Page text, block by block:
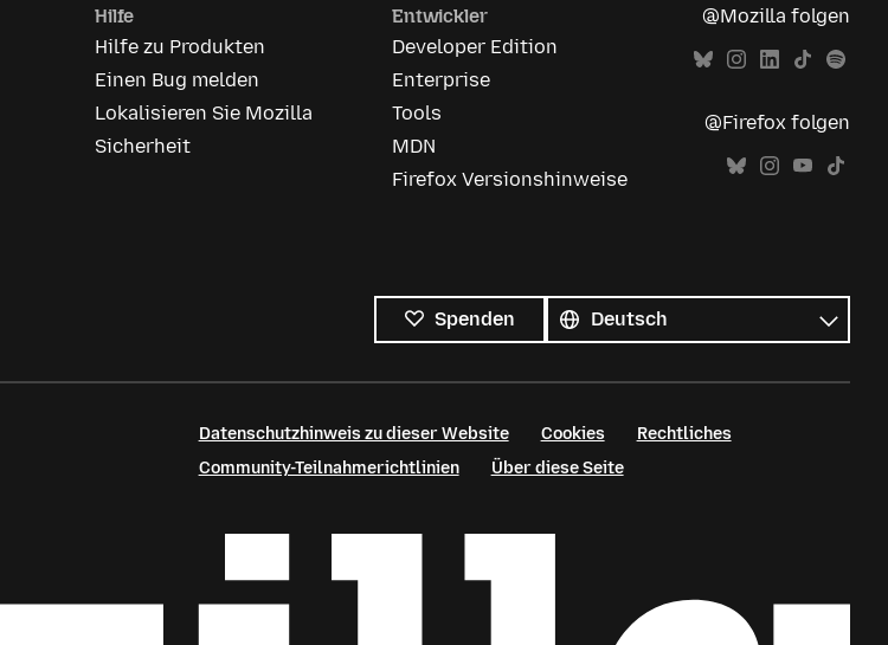
Hilfe
Hilfe zu Produkten
Einen Bug melden
Lokalisieren Sie Mozilla
Sicherheit
Entwickler
Developer Edition
Enterprise
Tools
MDN
Firefox Versionshinweise
@Mozilla folgen
@Firefox folgen
Spenden
Sprachen
Sprache
Datenschutzhinweis zu dieser Website Cookies
Rechtliches
Community-Teilnahmerichtlinien
Über diese Seite